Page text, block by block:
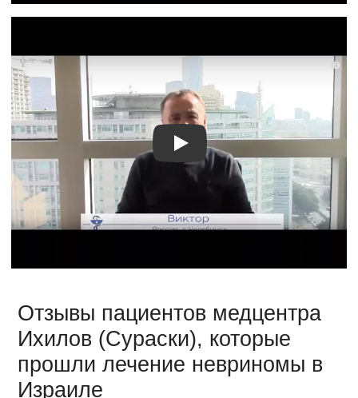
Видео о лечении
Отзывы пациентов медцентра
Ихилов (Сураски), которые
прошли лечение невриномы в
Израиле